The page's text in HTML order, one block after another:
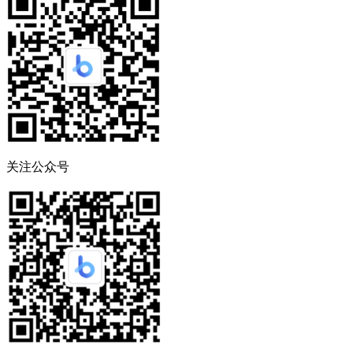
关注公众号